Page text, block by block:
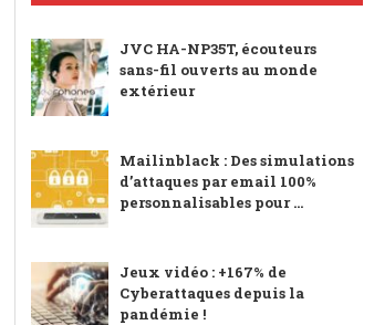
JVC HA-NP35T, écouteurs
sans-fil ouverts au monde
extérieur
Mailinblack : Des simulations
d’attaques par email 100%
personnalisables pour ...
Jeux vidéo : +167% de
Cyberattaques depuis la
pandémie !